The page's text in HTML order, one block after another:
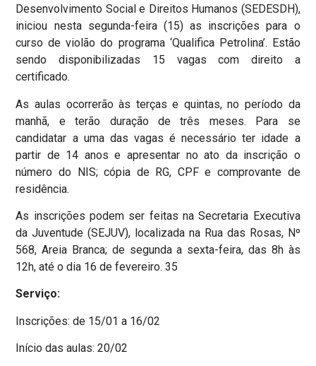
Desenvolvimento Social e Direitos Humanos (SEDESDH),
iniciou nesta segunda-feira (15) as inscrições para o
curso de violão do programa ‘Qualifica Petrolina’. Estão
sendo disponibilizadas 15 vagas com direito a
certificado.
As aulas ocorrerão às terças e quintas, no período da
manhã, e terão duração de três meses. Para se
candidatar a uma das vagas é necessário ter idade a
partir de 14 anos e apresentar no ato da inscrição o
número do NIS; cópia de RG, CPF e comprovante de
residência.
As inscrições podem ser feitas na Secretaria Executiva
da Juventude (SEJUV), localizada na Rua das Rosas, Nº
568, Areia Branca; de segunda a sexta-feira, das 8h às
12h, até o dia 16 de fevereiro. 35
Serviço:
Inscrições: de 15/01 a 16/02
Início das aulas: 20/02